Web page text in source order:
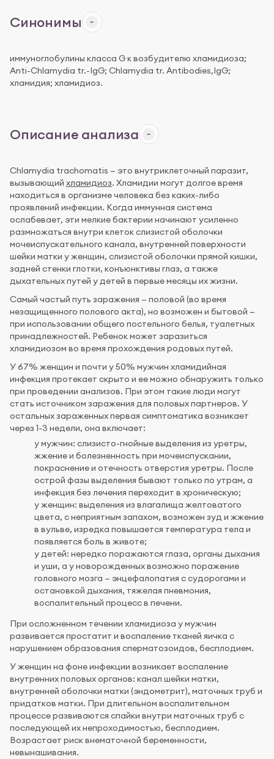
Синонимы
иммуноглобулины класса G к возбудителю хламидиоза;
Anti-Chlamydia tr.-IgG; Chlamydia tr. Antibodies,IgG;
хламидия; хламидиоз.
Описание анализа
Chlamydia trachomatis — это внутриклеточный паразит,
вызывающий хламидиоз. Хламидии могут долгое время
находиться в организме человека без каких-либо
проявлений инфекции. Когда иммунная система
ослабевает, эти мелкие бактерии начинают усиленно
размножаться внутри клеток слизистой оболочки
мочеиспускательного канала, внутренней поверхности
шейки матки у женщин, слизистой оболочки прямой кишки,
задней стенки глотки, конъюнктивы глаз, а также
дыхательных путей у детей в первые месяцы их жизни.
Самый частый путь заражения — половой (во время
незащищенного полового акта), но возможен и бытовой —
при использовании общего постельного белья, туалетных
принадлежностей. Ребенок может заразиться
хламидиозом во время прохождения родовых путей.
У 67% женщин и почти у 50% мужчин хламидийная
инфекция протекает скрыто и ее можно обнаружить только
при проведении анализов. При этом такие люди могут
стать источником заражения для половых партнеров. У
остальных зараженных первая симптоматика возникает
через 1-3 недели, она включает:
у мужчин: слизисто-гнойные выделения из уретры,
жжение и болезненность при мочеиспускании,
покраснение и отечность отверстия уретры. После
острой фазы выделения бывают только по утрам, а
инфекция без лечения переходит в хроническую;
у женщин: выделения из влагалища желтоватого
цвета, с неприятным запахом, возможен зуд и жжение
в вульве, изредка повышается температура тела и
появляется боль в животе;
у детей: нередко поражаются глаза, органы дыхания
и уши, а у новорожденных возможно поражение
головного мозга — энцефалопатия с судорогами и
остановкой дыхания, тяжелая пневмония,
воспалительный процесс в печени.
При осложненном течении хламидиоза у мужчин
развивается простатит и воспаление тканей яичка с
нарушением образования сперматозоидов, бесплодием.
У женщин на фоне инфекции возникает воспаление
внутренних половых органов: канал шейки матки,
внутренней оболочки матки (эндометрит), маточных труб и
придатков матки. При длительном воспалительном
процессе развиваются спайки внутри маточных труб с
последующей их непроходимостью, бесплодием.
Возрастает риск внематочной беременности,
невынашивания.